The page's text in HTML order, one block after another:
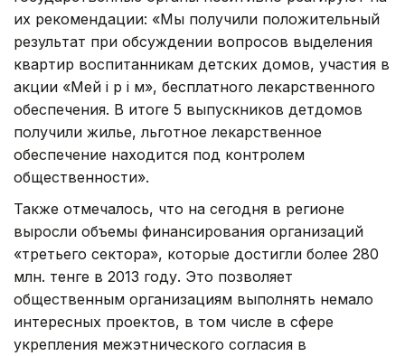
их рекомендации: «Мы получили положительный
результат при обсуждении вопросов выделения
квартир воспитанникам детских домов, участия в
акции «Мей i р i м», бесплатного лекарственного
обеспечения. В итоге 5 выпускников детдомов
получили жилье, льготное лекарственное
обеспечение находится под контролем
общественности».
Также отмечалось, что на сегодня в регионе
выросли объемы финансирования организаций
«третьего сектора», которые достигли более 280
млн. тенге в 2013 году. Это позволяет
общественным организациям выполнять немало
интересных проектов, в том числе в сфере
укрепления межэтнического согласия в